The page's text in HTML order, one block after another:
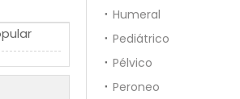
Humeral
Pediátrico
Pélvico
Peroneo